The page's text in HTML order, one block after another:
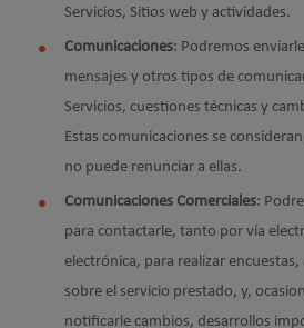
Servicios, Sitios web y actividades.
Comunicaciones: Podremos
mensajes y otros tipos de
Servicios, cuestiones técnicas y
Estas comunicaciones se
no puede renunciar a ellas.
Comunicaciones Comerciales:
para contactarle, tanto por vía
electrónica, para realizar
sobre el servicio prestado, y,
notificarle cambios, desarrollos